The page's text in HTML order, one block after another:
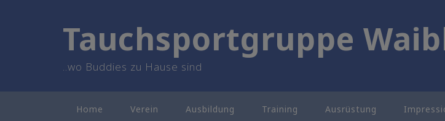
Tauchsportgruppe
..wo Buddies zu Hause sind
Home Verein Ausbildung Training Ausrüstung